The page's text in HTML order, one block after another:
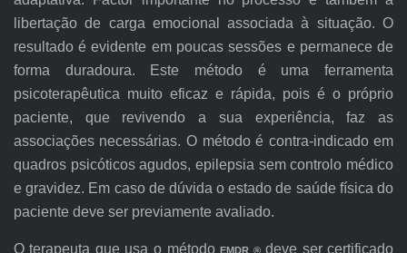
libertação de carga emocional associada à situação. O
resultado é evidente em poucas sessões e permanece de
forma duradoura. Este método é uma ferramenta
psicoterapêutica muito eficaz e rápida, pois é o próprio
paciente, que revivendo a sua experiência, faz as
associações necessárias. O método é contra-indicado em
quadros psicóticos agudos, epilepsia sem controlo médico
e gravidez. Em caso de dúvida o estado de saúde física do
paciente deve ser previamente avaliado.
O terapeuta que usa o métodoEMDR ®deve ser certificado